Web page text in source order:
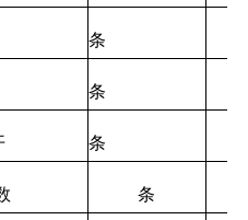
条
条
条
条